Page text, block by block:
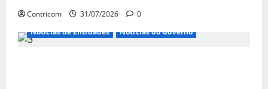
Contricom 31/07/2026
0
Notícias de Entidades
Notícias do Governo